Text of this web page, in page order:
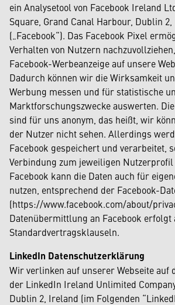
ein Analysetool von Facebook Ireland
Square, Grand Canal Harbour, Dublin
(„Facebook“). Das Facebook Pixel
Verhalten von Nutzern
Facebook-Werbeanzeige auf unsere
Dadurch können wir die Wirksamkeit
Werbung messen und für statistische
Marktforschungszwecke auswerten.
sind für uns anonym, das heißt, wir
der Nutzer nicht sehen. Allerdings
Facebook gespeichert und verarbeitet,
Verbindung zum jeweiligen
Facebook kann die Daten auch für
nutzen, entsprechend der Facebook-
(https://www.facebook.com/about/
Datenübermittlung an Facebook erfolgt
Standardvertragsklauseln.
LinkedIn Datenschutzerklärung
Wir verlinken auf unserer Webseite auf
der LinkedIn Ireland Unlimited
Dublin 2, Ireland (im Folgenden